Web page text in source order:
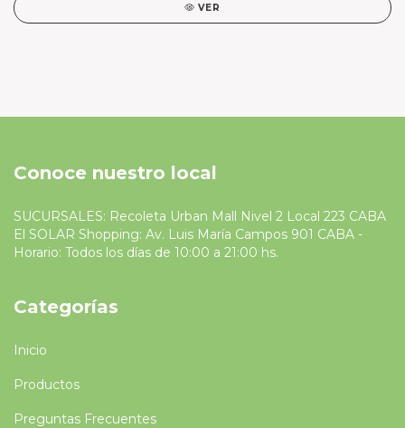
VER
Conoce nuestro local
SUCURSALES: Recoleta Urban Mall Nivel 2 Local 223 CABA
El SOLAR Shopping: Av. Luis María Campos 901 CABA -
Horario: Todos los días de 10:00 a 21:00 hs.
Categorías
Inicio
Productos
Preguntas Frecuentes